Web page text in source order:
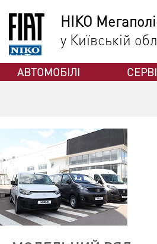
НІКО
у Київській
АВТОМОБІЛІ
ФІАТ